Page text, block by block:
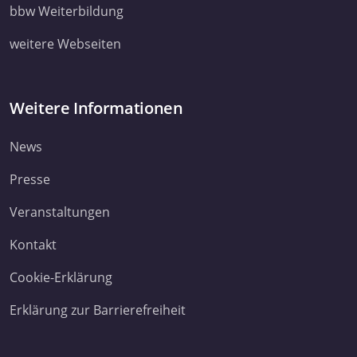
ihnen bereitgestellt haben oder die sie im Rahmen Ihrer
Cookies, wenn Sie unsere Webseite weiterhin nutzen.
bbw Weiterbildung
weitere Webseiten
Weitere Informationen
News
Presse
Veranstaltungen
Kontakt
Cookie-Erklärung
Erklärung zur Barrierefreiheit